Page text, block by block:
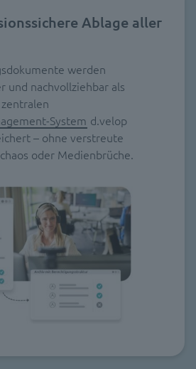
Ablage aller
werden
und nachvollziehbar als
System d.velop
– ohne verstreute
oder Medienbrüche.